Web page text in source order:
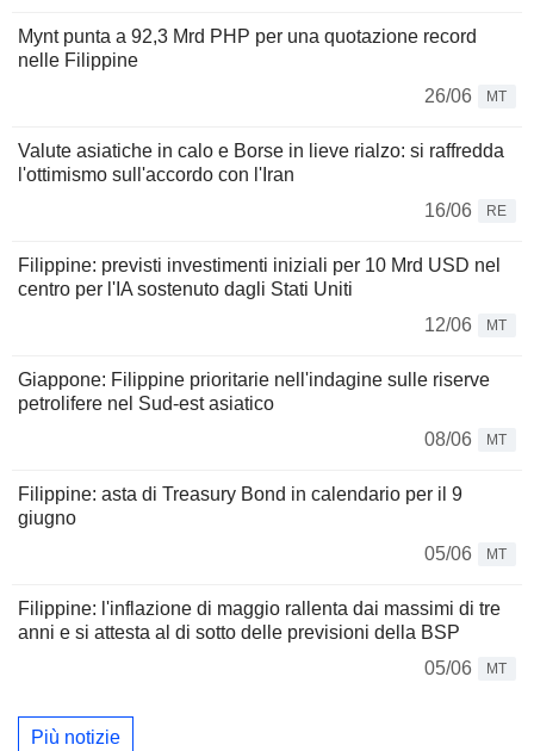
Mynt punta a 92,3 Mrd PHP per una quotazione record
nelle Filippine
26/06
MT
Valute asiatiche in calo e Borse in lieve rialzo: si raffredda
l'ottimismo sull'accordo con l'Iran
16/06
RE
Filippine: previsti investimenti iniziali per 10 Mrd USD nel
centro per l'IA sostenuto dagli Stati Uniti
12/06
MT
Giappone: Filippine prioritarie nell'indagine sulle riserve
petrolifere nel Sud-est asiatico
08/06
MT
Filippine: asta di Treasury Bond in calendario per il 9
giugno
05/06
MT
Filippine: l'inflazione di maggio rallenta dai massimi di tre
anni e si attesta al di sotto delle previsioni della BSP
05/06
MT
Più notizie